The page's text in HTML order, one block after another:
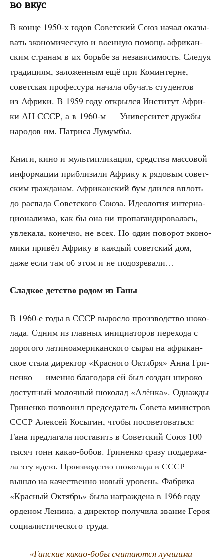
во вкус
В кон­це 1950‑х годов Совет­ский Союз начал ока­зы­
вать эко­но­ми­че­скую и воен­ную помощь афри­кан­
ским стра­нам в их борь­бе за неза­ви­си­мость. Сле­дуя
тра­ди­ци­ям, зало­жен­ным ещё при Комин­терне,
совет­ская про­фес­су­ра нача­ла обу­чать сту­ден­тов
из Афри­ки. В 1959 году открыл­ся Инсти­тут Афри­
ки АН СССР, а в 1960‑м — Уни­вер­си­тет друж­бы
наро­дов им. Пат­ри­са Лумумбы.
Кни­ги, кино и муль­ти­пли­ка­ция, сред­ства мас­со­вой
инфор­ма­ции при­бли­зи­ли Афри­ку к рядо­вым совет­
ским граж­да­нам. Афри­кан­ский бум длил­ся вплоть
до рас­па­да Совет­ско­го Сою­за. Идео­ло­гия интер­на­
ци­о­на­лиз­ма, как бы она ни про­па­ган­ди­ро­ва­лась,
увле­ка­ла, конеч­но, не всех. Но один пово­рот эко­но­
ми­ки при­вёл Афри­ку в каж­дый совет­ский дом,
даже если там об этом и не подозревали…
Слад­кое дет­ство родом из Ганы
В 1960‑е годы в СССР вырос­ло про­из­вод­ство шоко­
ла­да. Одним из глав­ных ини­ци­а­то­ров пере­хо­да с
доро­го­го лати­но­аме­ри­кан­ско­го сырья на афри­кан­
ское ста­ла дирек­тор «Крас­но­го Октяб­ря» Анна Гри­
нен­ко — имен­но бла­го­да­ря ей был создан широ­ко
доступ­ный молоч­ный шоко­лад «Алён­ка». Одна­жды
Гри­нен­ко позво­нил пред­се­да­тель Сове­та мини­стров
СССР Алек­сей Косы­гин, что­бы посо­ве­то­вать­ся:
Гана пред­ла­га­ла поста­вить в Совет­ский Союз 100
тысяч тонн какао-бобов. Гри­нен­ко сра­зу под­дер­жа­
ла эту идею. Про­из­вод­ство шоко­ла­да в СССР
вышло на каче­ствен­но новый уро­вень. Фаб­ри­ка
«Крас­ный Октябрь» была награж­де­на в 1966 году
орде­ном Лени­на, а дирек­тор полу­чи­ла зва­ние Героя
соци­а­ли­сти­че­ско­го труда.
«Ган­ские какао-бобы счи­та­ют­ся луч­ши­ми